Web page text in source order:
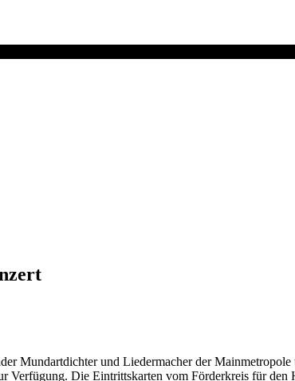
Mundartdichter und Liedermacher der Mainmetropole
Verfügung. Die Eintrittskarten vom Förderkreis für den